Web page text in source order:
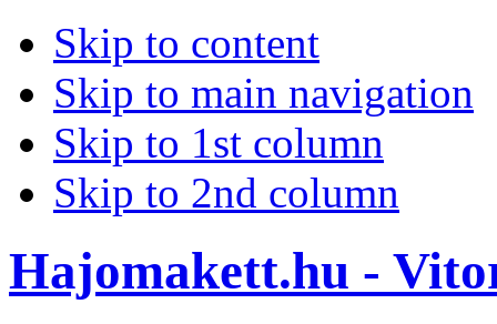
Skip to content
Skip to main navigation
Skip to 1st column
Skip to 2nd column
Hajomakett.hu -